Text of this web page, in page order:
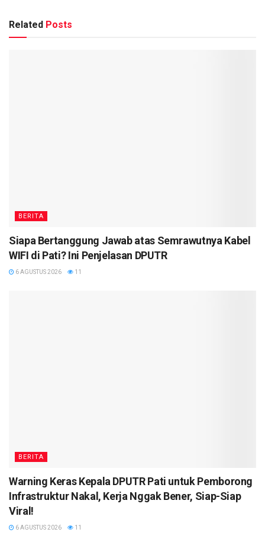
Related Posts
BERITA
Siapa Bertanggung Jawab atas Semrawutnya Kabel
WIFI di Pati? Ini Penjelasan DPUTR
6 AGUSTUS 2026 11
BERITA
Warning Keras Kepala DPUTR Pati untuk Pemborong
Infrastruktur Nakal, Kerja Nggak Bener, Siap-Siap
Viral!
6 AGUSTUS 2026 11